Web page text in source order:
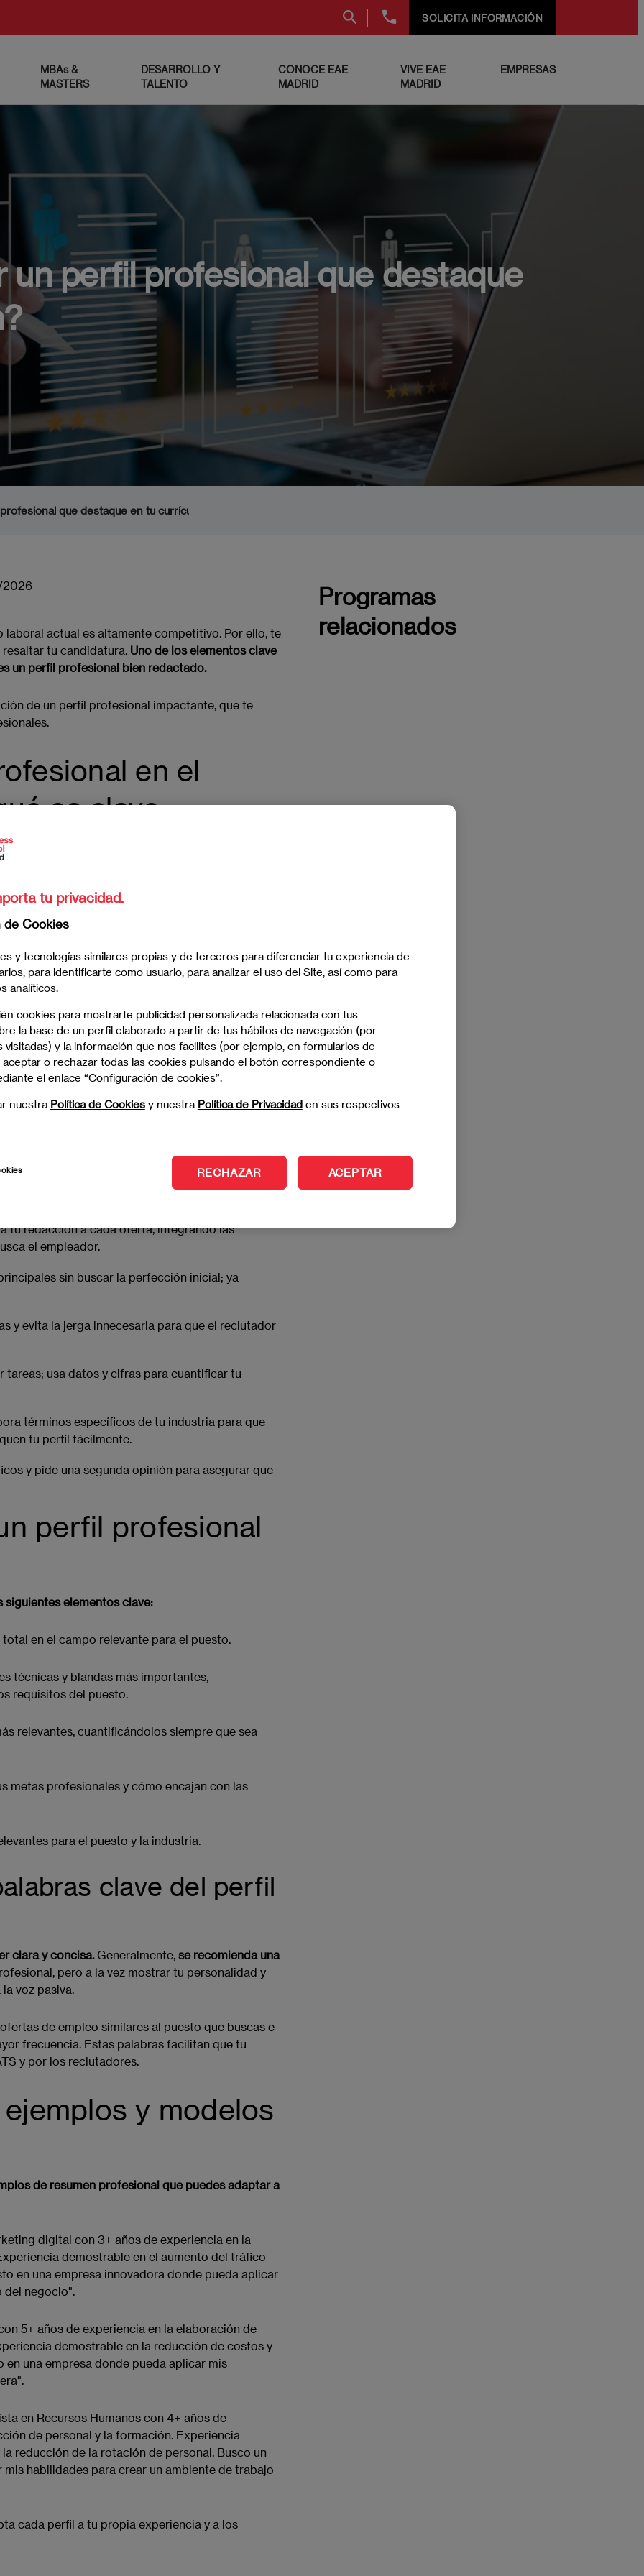
+34
91
SOLICITA INFORMACIÓN
MBAs &
MASTERS
DESARROLLO Y
TALENTO
CONOCE EAE
MADRID
VIVE EAE
MADRID
EMPRESAS
un perfil profesional que destaque
que destaque en tu currículum?
2026
laboral actual es altamente competitivo. Por ello, te
tu candidatura. Uno de los elementos clave
un perfil profesional bien redactado.
de un perfil profesional impactante, que te
en el
es clave
"extracto" o "resumen profesional",
y objetivos profesionales
datos personales,
reclutador en los primeros segundos.
empleador comprender rápidamente tu valor y si
profesional
planificación y atención al detalle. Aquí te
de que tu perfil refleje tus metas actuales y cómo
empresa.
tu redacción a cada oferta, integrando las
el empleador.
sin buscar la perfección inicial; ya
y evita la jerga innecesaria para que el reclutador
tareas; usa datos y cifras para cuantificar tu
términos específicos de tu industria para que
tu perfil fácilmente.
y pide una segunda opinión para asegurar que
perfil profesional
siguientes elementos clave:
en el campo relevante para el puesto.
técnicas y blandas más importantes,
requisitos del puesto.
relevantes, cuantificándolos siempre que sea
metas profesionales y cómo encajan con las
para el puesto y la industria.
clave del perfil
clara y concisa. Generalmente, se recomienda una
pero a la vez mostrar tu personalidad y
voz pasiva.
de empleo similares al puesto que buscas e
frecuencia. Estas palabras facilitan que tu
y por los reclutadores.
y modelos
de resumen profesional que puedes adaptar a
digital con 3+ años de experiencia en la
demostrable en el aumento del tráfico
en una empresa innovadora donde pueda aplicar
negocio".
5+ años de experiencia en la elaboración de
demostrable en la reducción de costos y
una empresa donde pueda aplicar mis
en Recursos Humanos con 4+ años de
de personal y la formación. Experiencia
reducción de la rotación de personal. Busco un
habilidades para crear un ambiente de trabajo
cada perfil a tu propia experiencia y a los
Programas
relacionados
tu privacidad.
Cookies
y tecnologías similares propias y de terceros para diferenciar tu experiencia de
para identificarte como usuario, para analizar el uso del Site, así como para
analíticos.
cookies para mostrarte publicidad personalizada relacionada con tus
la base de un perfil elaborado a partir de tus hábitos de navegación (por
visitadas) y la información que nos facilites (por ejemplo, en formularios de
aceptar o rechazar todas las cookies pulsando el botón correspondiente o
el enlace “Configuración de cookies”.
nuestra Política de Cookiesy nuestra Política de Privacidaden sus respectivos
RECHAZAR ACEPTAR